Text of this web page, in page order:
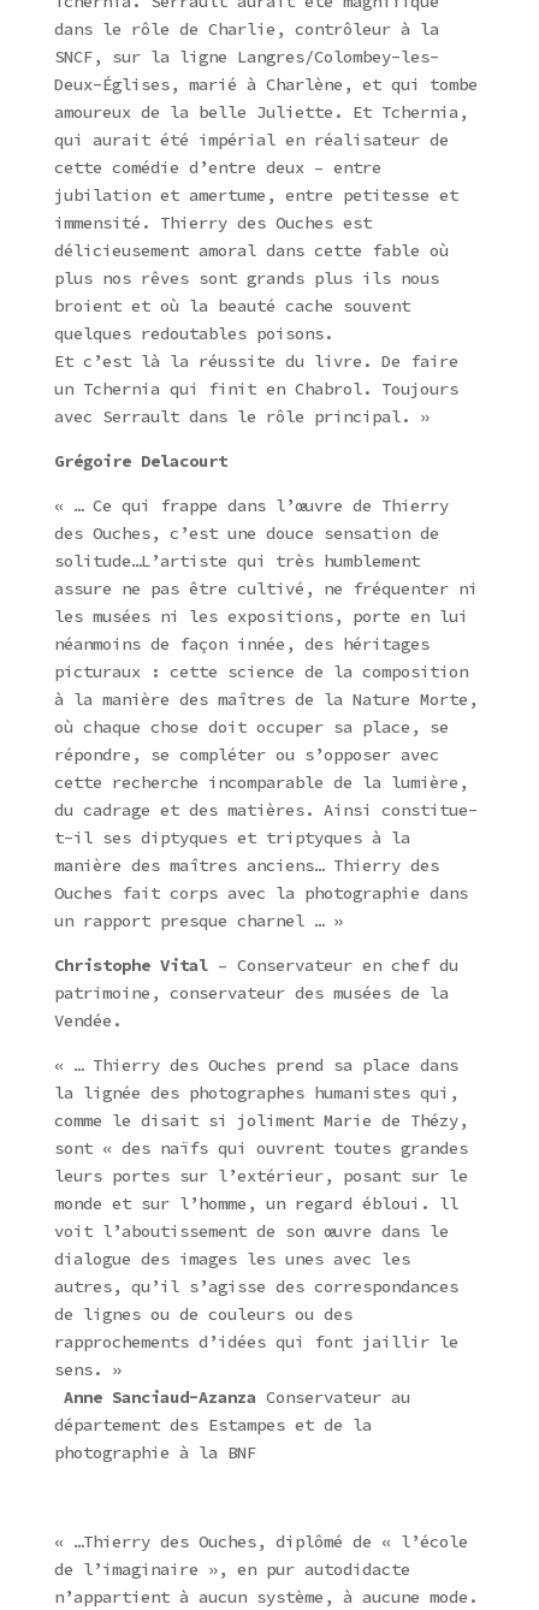
dans le rôle de Charlie, contrôleur à la
SNCF, sur la ligne Langres/Colombey-les-
Deux-Églises, marié à Charlène, et qui tombe
amoureux de la belle Juliette. Et Tchernia,
qui aurait été impérial en réalisateur de
cette comédie d’entre deux – entre
jubilation et amertume, entre petitesse et
immensité. Thierry des Ouches est
délicieusement amoral dans cette fable où
plus nos rêves sont grands plus ils nous
broient et où la beauté cache souvent
quelques redoutables poisons.
Et c’est là la réussite du livre. De faire
un Tchernia qui finit en Chabrol. Toujours
avec Serrault dans le rôle principal. »
Grégoire Delacourt
« … Ce qui frappe dans l’œuvre de Thierry
des Ouches, c’est une douce sensation de
solitude…L’artiste qui très humblement
assure ne pas être cultivé, ne fréquenter ni
les musées ni les expositions, porte en lui
néanmoins de façon innée, des héritages
picturaux : cette science de la composition
à la manière des maîtres de la Nature Morte,
où chaque chose doit occuper sa place, se
répondre, se compléter ou s’opposer avec
cette recherche incomparable de la lumière,
du cadrage et des matières. Ainsi constitue-
t-il ses diptyques et triptyques à la
manière des maîtres anciens… Thierry des
Ouches fait corps avec la photographie dans
un rapport presque charnel … »
Christophe Vital– Conservateur en chef du
patrimoine, conservateur des musées de la
Vendée.
« … Thierry des Ouches prend sa place dans
la lignée des photographes humanistes qui,
comme le disait si joliment Marie de Thézy,
sont « des naïfs qui ouvrent toutes grandes
leurs portes sur l’extérieur, posant sur le
monde et sur l’homme, un regard ébloui. ll
voit l’aboutissement de son œuvre dans le
dialogue des images les unes avec les
autres, qu’il s’agisse des correspondances
de lignes ou de couleurs ou des
rapprochements d’idées qui font jaillir le
sens. »
Anne Sanciaud-Azanza Conservateur au
département des Estampes et de la
photographie à la BNF
« …Thierry des Ouches, diplômé de « l’école
de l’imaginaire », en pur autodidacte
n’appartient à aucun système, à aucune mode.